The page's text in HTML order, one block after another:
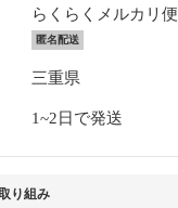
らくらくメルカリ便
匿名配送
三重県
1~2日で発送
り組み